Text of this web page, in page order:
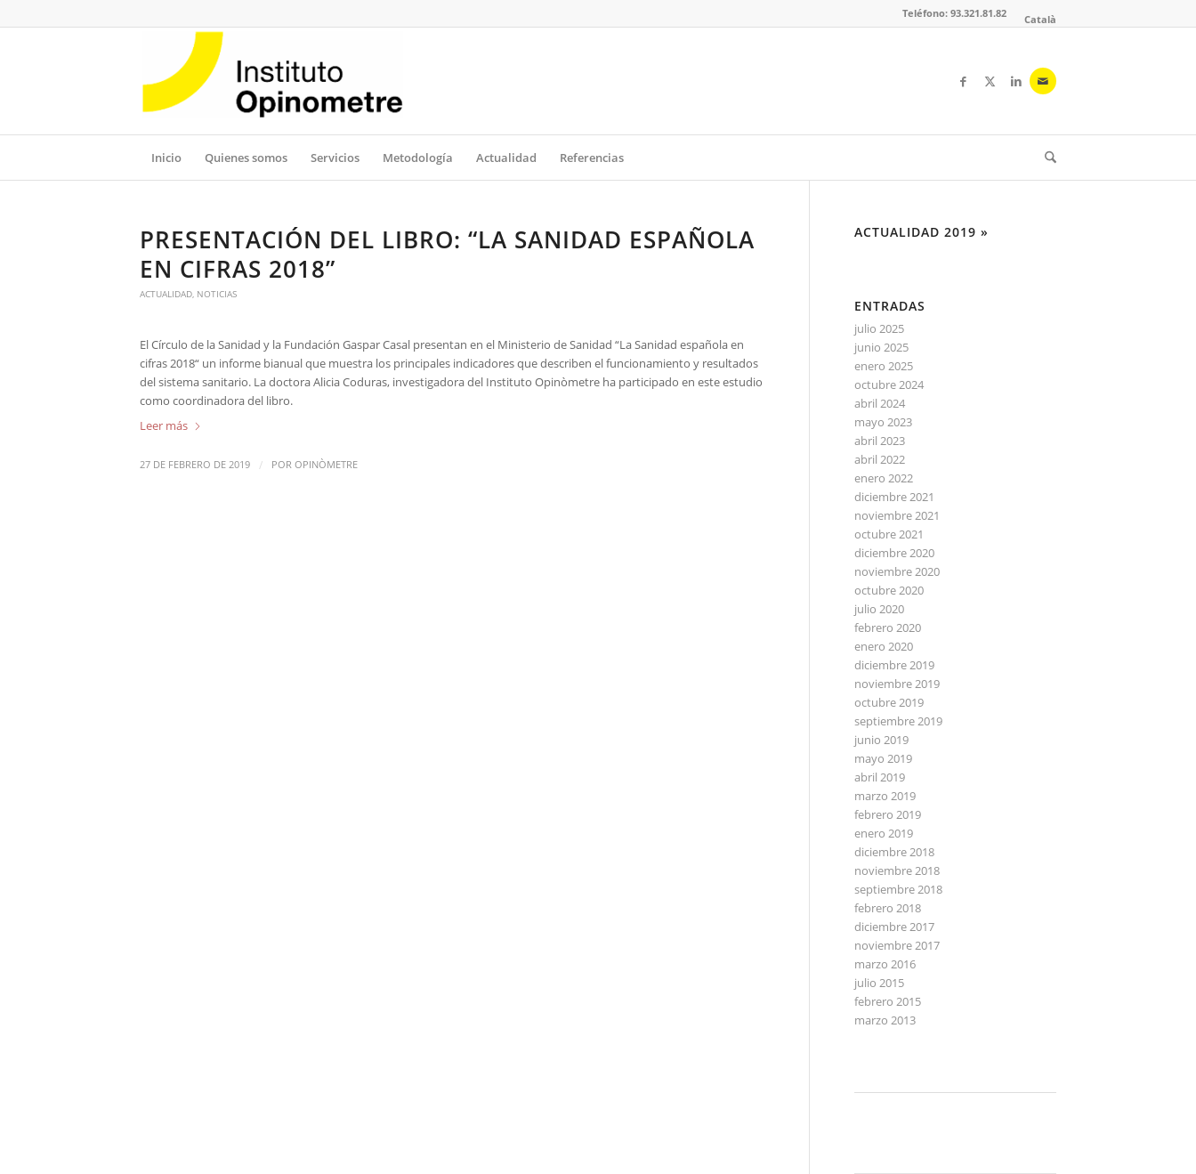
Català
Teléfono: 93.321.81.82
Inicio Quienes somos Servicios Metodología Actualidad Referencias
PRESENTACIÓN DEL LIBRO: “LA SANIDAD ESPAÑOLA
EN CIFRAS 2018”
ACTUALIDAD, NOTICIAS
El Círculo de la Sanidad y la Fundación Gaspar Casal presentan en el Ministerio de Sanidad “La Sanidad española en
cifras 2018“ un informe bianual que muestra los principales indicadores que describen el funcionamiento y resultados
del sistema sanitario. La doctora Alicia Coduras, investigadora del Instituto Opinòmetre ha participado en este estudio
como coordinadora del libro.
Leer más
27 DE FEBRERO DE 2019 / POR OPINÒMETRE
ACTUALIDAD 2019 »
ENTRADAS
julio 2025
junio 2025
enero 2025
octubre 2024
abril 2024
mayo 2023
abril 2023
abril 2022
enero 2022
diciembre 2021
noviembre 2021
octubre 2021
diciembre 2020
noviembre 2020
octubre 2020
julio 2020
febrero 2020
enero 2020
diciembre 2019
noviembre 2019
octubre 2019
septiembre 2019
junio 2019
mayo 2019
abril 2019
marzo 2019
febrero 2019
enero 2019
diciembre 2018
noviembre 2018
septiembre 2018
febrero 2018
diciembre 2017
noviembre 2017
marzo 2016
julio 2015
febrero 2015
marzo 2013